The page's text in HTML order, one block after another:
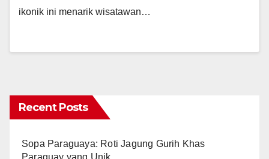
ikonik ini menarik wisatawan…
Recent Posts
Sopa Paraguaya: Roti Jagung Gurih Khas